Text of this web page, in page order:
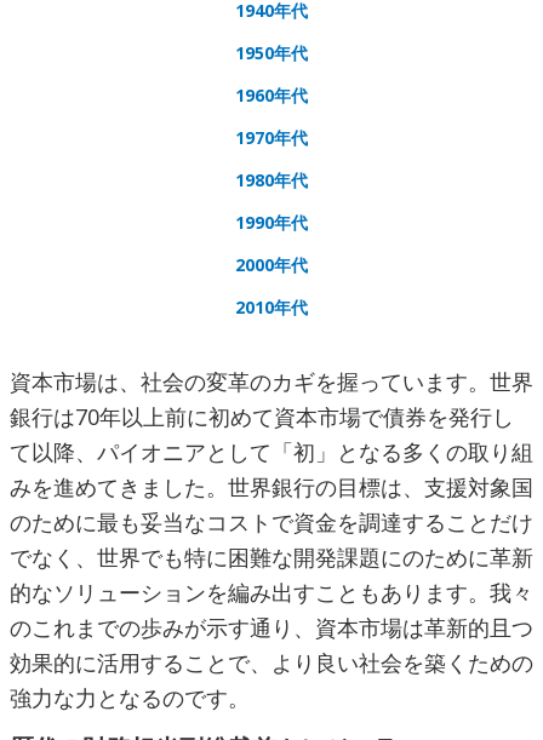
1940年代
1950年代
1960年代
1970年代
1980年代
1990年代
2000年代
2010年代
資本市場は、社会の変革のカギを握っています。世界
銀行は70年以上前に初めて資本市場で債券を発行し
て以降、パイオニアとして「初」となる多くの取り組
みを進めてきました。世界銀行の目標は、支援対象国
のために最も妥当なコストで資金を調達することだけ
でなく、世界でも特に困難な開発課題にのために革新
的なソリューションを編み出すこともあります。我々
のこれまでの歩みが示す通り、資本市場は革新的且つ
効果的に活用することで、より良い社会を築くための
強力な力となるのです。